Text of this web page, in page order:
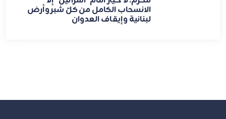
الانسحاب الكامل من كلّ شبر وأرض
لبنانية وإيقاف العدوان